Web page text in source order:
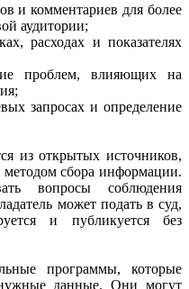
и комментариев для более
аудитории;
расходах и показателях
проблем, влияющих на
запросах и определение
из открытых источников,
методом сбора информации.
вопросы соблюдения
может подать в суд,
и публикуется без
программы, которые
данные. Они могут